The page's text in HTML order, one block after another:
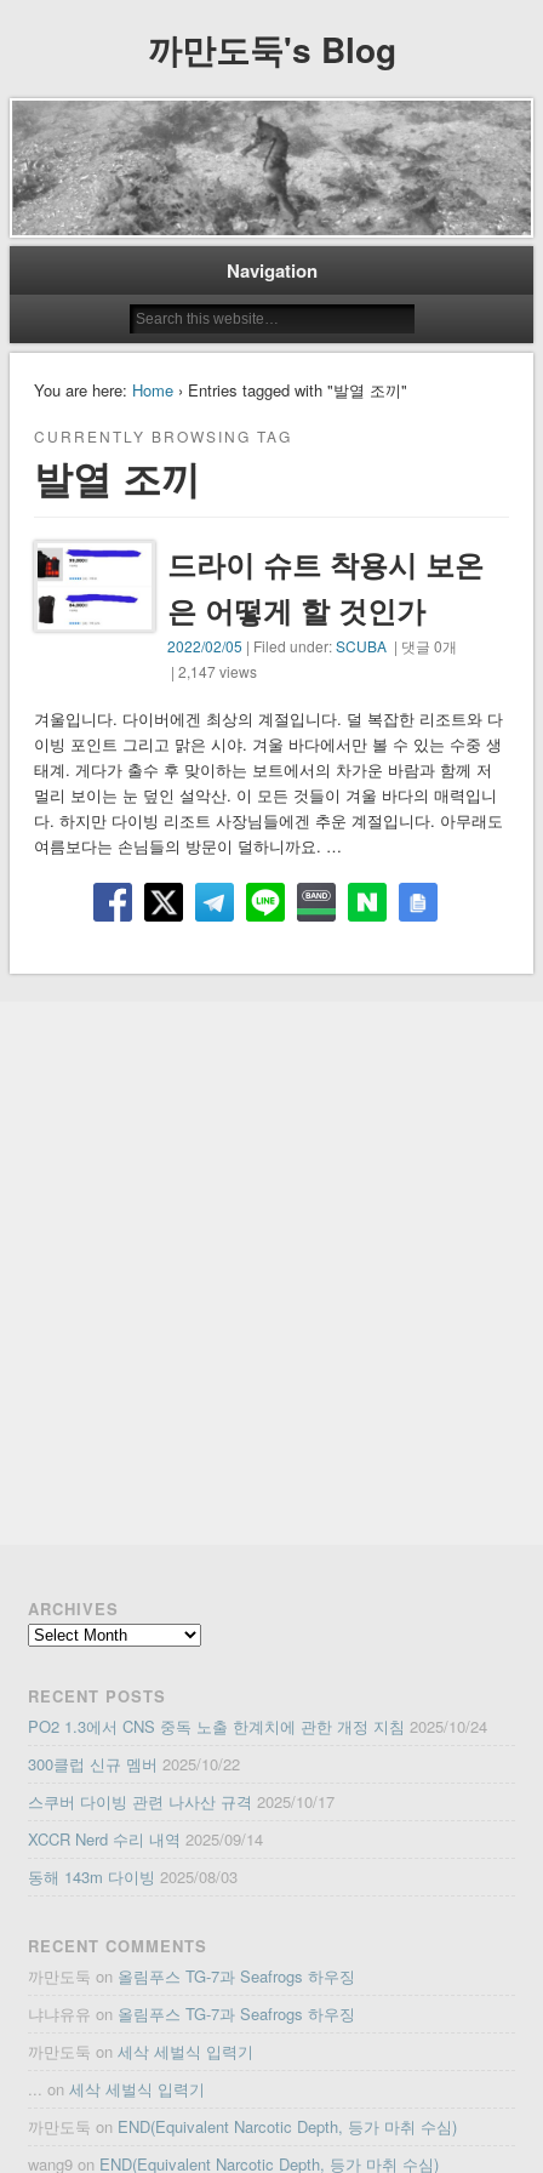
까만도둑's Blog
Navigation
You are here: Home› Entries tagged with "발열 조끼"
CURRENTLY BROWSING TAG
발열 조끼
드라이 슈트 착용시 보온
은 어떻게 할 것인가
2022/02/05 | Filed under:SCUBA | 댓글 0개
| 2,147 views
겨울입니다. 다이버에겐 최상의 계절입니다. 덜 복잡한 리조트와 다
이빙 포인트 그리고 맑은 시야. 겨울 바다에서만 볼 수 있는 수중 생
태계. 게다가 출수 후 맞이하는 보트에서의 차가운 바람과 함께 저
멀리 보이는 눈 덮인 설악산. 이 모든 것들이 겨울 바다의 매력입니
다. 하지만 다이빙 리조트 사장님들에겐 추운 계절입니다. 아무래도
여름보다는 손님들의 방문이 덜하니까요. …
ARCHIVES
Archives
RECENT POSTS
PO2 1.3에서 CNS 중독 노출 한계치에 관한 개정 지침 2025/10/24
300클럽 신규 멤버 2025/10/22
스쿠버 다이빙 관련 나사산 규격 2025/10/17
XCCR Nerd 수리 내역 2025/09/14
동해 143m 다이빙 2025/08/03
RECENT COMMENTS
까만도둑 on 올림푸스 TG-7과 Seafrogs 하우징
냐냐유유 on 올림푸스 TG-7과 Seafrogs 하우징
까만도둑 on세삭 세벌식 입력기
... on세삭 세벌식 입력기
까만도둑 on END(Equivalent Narcotic Depth, 등가 마취 수심)
wang9 on END(Equivalent Narcotic Depth, 등가 마취 수심)